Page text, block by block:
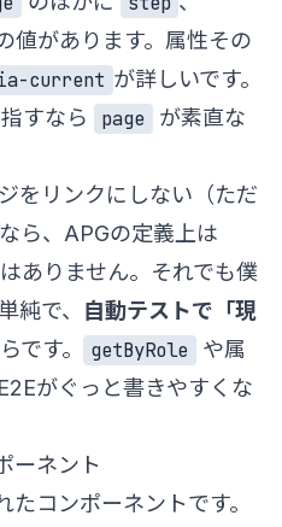
値があります。属性その
current が詳しいです。
すなら
page
が素直な
をリンクにしない（ただ
ら、APGの定義上は
ありません。それでも僕
純で、 自動テストで「現
です。 getByRole
や属
がぐっと書きやすくな
ーネント
コンポーネントです。